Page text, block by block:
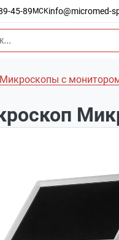
45-89 МСКinfo@micromed-
Микроскопы с